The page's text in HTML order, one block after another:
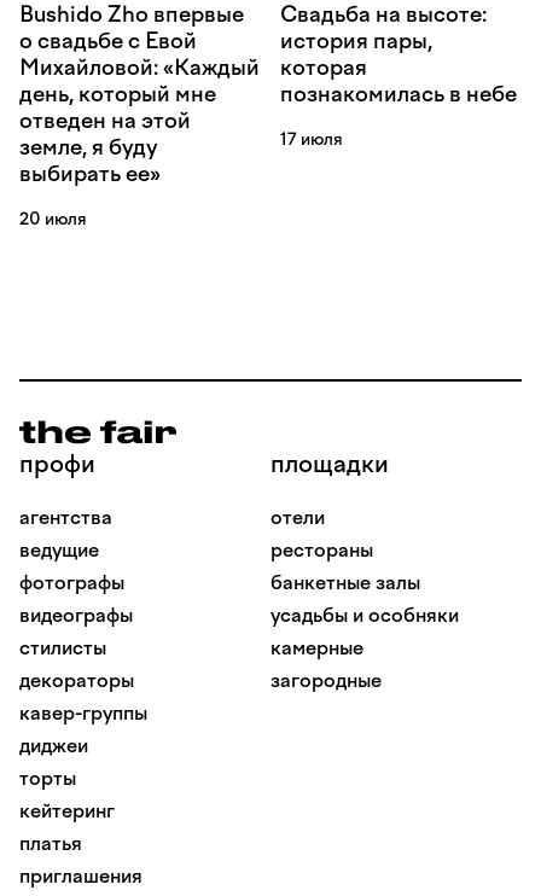
Bushido Zho впервые
о свадьбе с Евой
Михайловой: «Каждый
день, который мне
отведен на этой
земле, я буду
выбирать ее»
20 июля
Свадьба на высоте:
история пары,
которая
познакомилась в небе
17 июля
профи
агентства
ведущие
фотографы
видеографы
стилисты
декораторы
кавер-группы
диджеи
торты
кейтеринг
платья
приглашения
площадки
отели
рестораны
банкетные залы
усадьбы и особняки
камерные
загородные